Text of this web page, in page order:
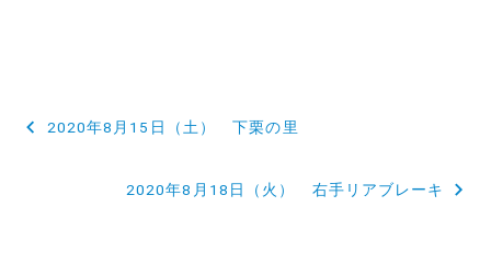
投
2020年8月15日（土） 下栗の里
2020年8月18日（火） 右手リアブレーキ